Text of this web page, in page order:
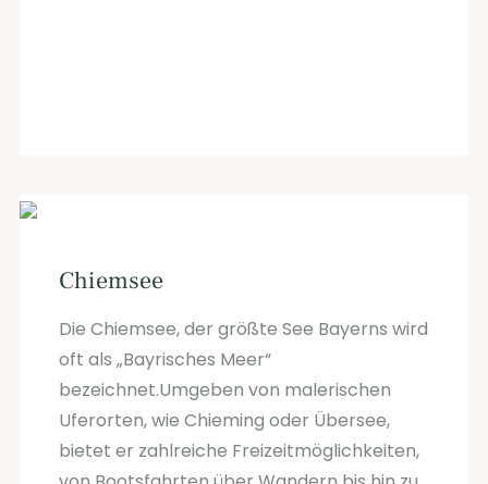
Chiemsee
Die Chiemsee, der größte See Bayerns wird
oft als „Bayrisches Meer“
bezeichnet.Umgeben von malerischen
Uferorten, wie Chieming oder Übersee,
bietet er zahlreiche Freizeitmöglichkeiten,